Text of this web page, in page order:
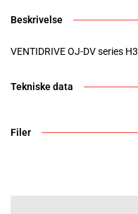
Beskrivelse
VENTIDRIVE OJ-DV series H3
Tekniske data
Filer